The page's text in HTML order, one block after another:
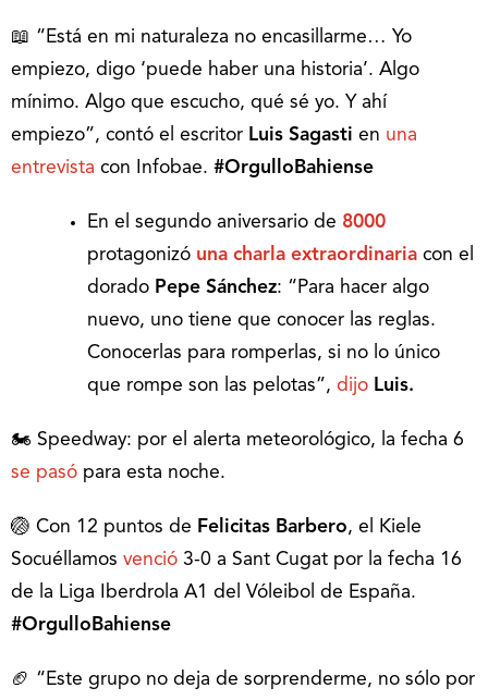
📖 “Está en mi naturaleza no encasillarme… Yo
empiezo, digo ‘puede haber una historia’. Algo
mínimo. Algo que escucho, qué sé yo. Y ahí
empiezo”, contó el escritor Luis Sagasti en una
entrevista con Infobae. #OrgulloBahiense
En el segundo aniversario de 8000
protagonizó una charla extraordinaria con el
dorado Pepe Sánchez: “Para hacer algo
nuevo, uno tiene que conocer las reglas.
Conocerlas para romperlas, si no lo único
que rompe son las pelotas”, dijo Luis.
🏍 Speedway: por el alerta meteorológico, la fecha 6
se pasó para esta noche.
🏐 Con 12 puntos de Felicitas Barbero, el Kiele
Socuéllamos venció 3-0 a Sant Cugat por la fecha 16
de la Liga Iberdrola A1 del Vóleibol de España.
#OrgulloBahiense
🏈 “Este grupo no deja de sorprenderme, no sólo por